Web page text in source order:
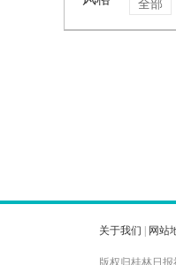
关于我们 网站
版权归桂林日